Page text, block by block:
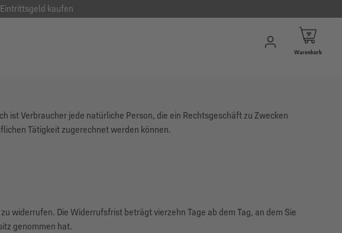
kaufen
Warenkorb
ist Verbraucher jede natürliche Person, die ein Rechtsgeschäft zu Zwecken
Tätigkeit zugerechnet werden können.
widerrufen. Die Widerrufsfrist beträgt vierzehn Tage ab dem Tag, an dem Sie
genommen hat.